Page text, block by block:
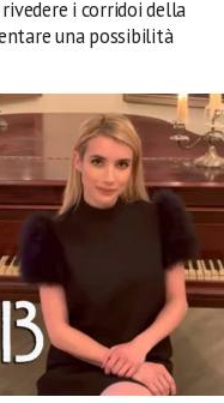
rivedere i corridoi della
una possibilità